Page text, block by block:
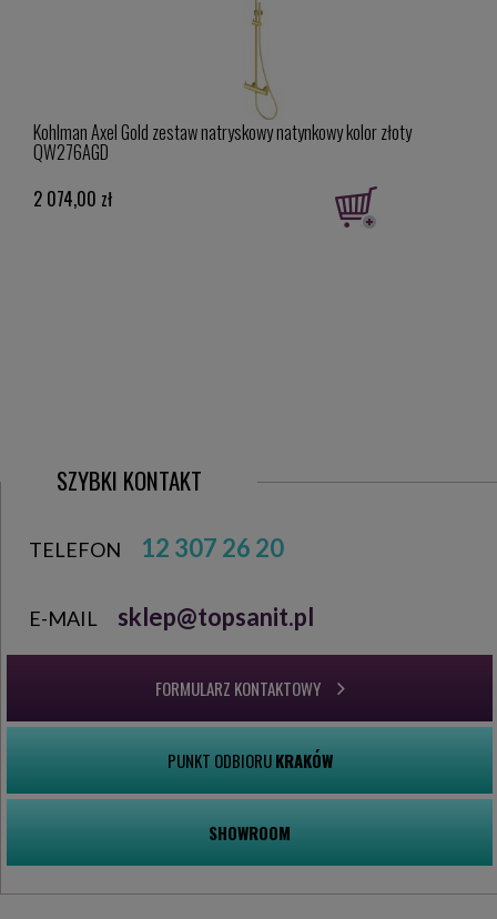
Kohlman Axel Gold zestaw natryskowy natynkowy kolor złoty
QW276AGD
2 074,00 zł
SZYBKI KONTAKT
TELEFON 12 307 26 20
E-MAIL sklep@topsanit.pl
FORMULARZ KONTAKTOWY
PUNKT ODBIORUKRAKÓW
SHOWROOM